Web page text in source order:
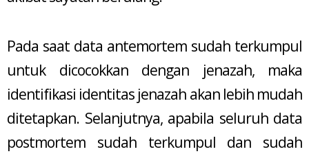
Pada saat data antemortem sudah terkumpul
untuk dicocokkan dengan jenazah, maka
identifikasi identitas jenazah akan lebih mudah
ditetapkan. Selanjutnya, apabila seluruh data
postmortem sudah terkumpul dan sudah